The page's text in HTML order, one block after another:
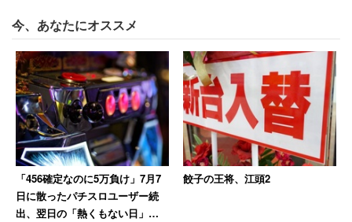
今、あなたにオススメ
「456確定なのに5万負け」7月7
日に散ったパチスロユーザー続
出、翌日の「熱くもない日」に
餃子の王将、江頭2